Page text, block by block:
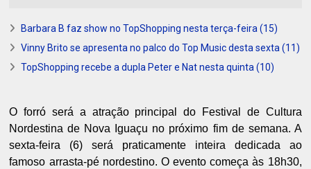
Barbara B faz show no TopShopping nesta terça-feira (15)
Vinny Brito se apresenta no palco do Top Music desta sexta (11)
TopShopping recebe a dupla Peter e Nat nesta quinta (10)
O forró será a atração principal do Festival de Cultura
Nordestina de Nova Iguaçu no próximo fim de semana. A
sexta-feira (6) será praticamente inteira dedicada ao
famoso arrasta-pé nordestino. O evento começa às 18h30,